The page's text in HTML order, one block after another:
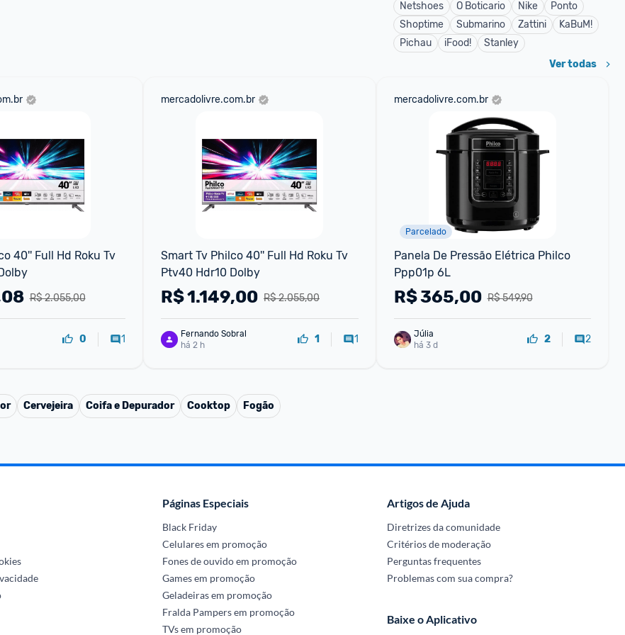
Netshoes
O Boticario Nike
Ponto
Shoptime
Submarino Zattini
KaBuM!
Pichau
iFood! Stanley
Ver todas
40'' Full Hd Roku Tv
R$ 2.055,00
0 1
mercadolivre.com.br
Smart Tv Philco 40'' Full Hd Roku Tv
Ptv40 Hdr10 Dolby
R$ 2.055,00
R$1.149,00
Fernando Sobral
há 2 h
1 1
mercadolivre.com.br
Parcelado
Panela De Pressão Elétrica Philco
Ppp01p 6L
R$ 549,90
R$365,00
Júlia
há 3 d
2 2
Cervejeira Coifa e Depurador Cooktop Fogão
Páginas Especiais
Black Friday
Celulares em promoção
Fones de ouvido em promoção
Games em promoção
Geladeiras em promoção
Fralda Pampers em promoção
TVs em promoção
Artigos de Ajuda
Diretrizes da comunidade
Critérios de moderação
Perguntas frequentes
Problemas com sua compra?
Baixe o Aplicativo